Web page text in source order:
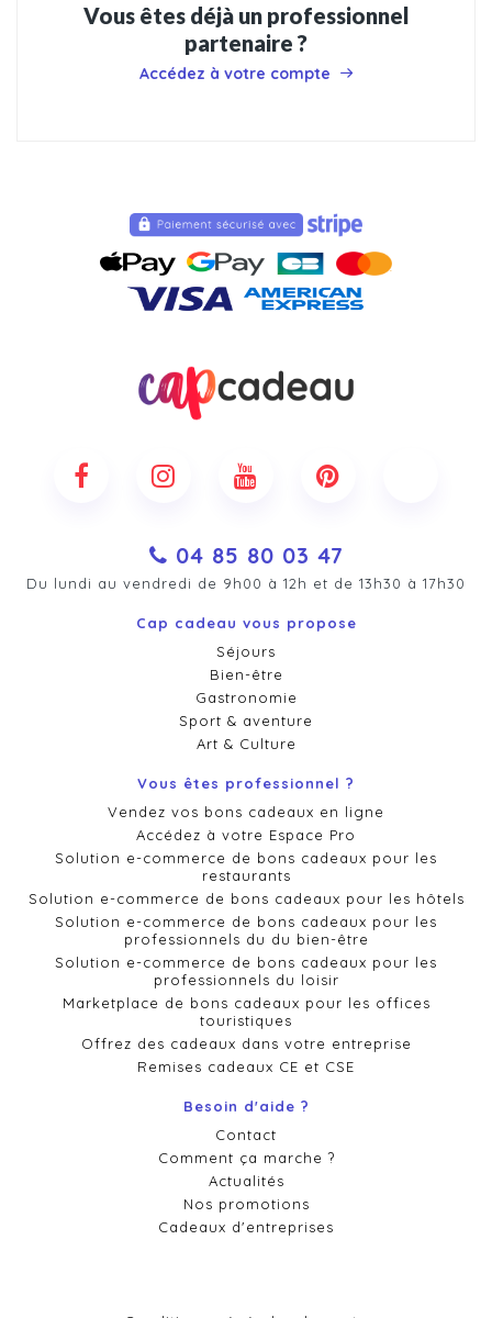
Vous êtes déjà un professionnel
partenaire ?
Accédez à votre compte
04 85 80 03 47
Du lundi au vendredi de 9h00 à 12h et de 13h30 à 17h30
Cap cadeau vous propose
Séjours
Bien-être
Gastronomie
Sport & aventure
Art & Culture
Vous êtes professionnel ?
Vendez vos bons cadeaux en ligne
Accédez à votre Espace Pro
Solution e-commerce de bons cadeaux pour les
restaurants
Solution e-commerce de bons cadeaux pour les hôtels
Solution e-commerce de bons cadeaux pour les
professionnels du du bien-être
Solution e-commerce de bons cadeaux pour les
professionnels du loisir
Marketplace de bons cadeaux pour les offices
touristiques
Offrez des cadeaux dans votre entreprise
Remises cadeaux CE et CSE
Besoin d'aide ?
Contact
Comment ça marche ?
Actualités
Nos promotions
Cadeaux d'entreprises